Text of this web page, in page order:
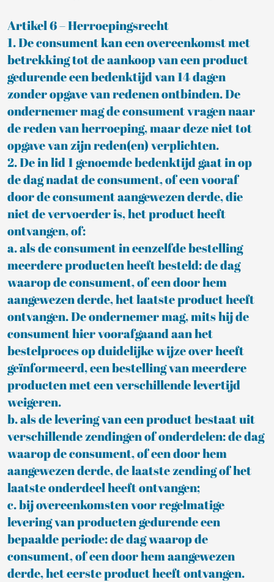
Artikel 6 – Herroepingsrecht
1. De consument kan een overeenkomst met
betrekking tot de aankoop van een product
gedurende een bedenktijd van 14 dagen
zonder opgave van redenen ontbinden. De
ondernemer mag de consument vragen naar
de reden van herroeping, maar deze niet tot
opgave van zijn reden(en) verplichten.
2. De in lid 1 genoemde bedenktijd gaat in op
de dag nadat de consument, of een vooraf
door de consument aangewezen derde, die
niet de vervoerder is, het product heeft
ontvangen, of:
a. als de consument in eenzelfde bestelling
meerdere producten heeft besteld: de dag
waarop de consument, of een door hem
aangewezen derde, het laatste product heeft
ontvangen. De ondernemer mag, mits hij de
consument hier voorafgaand aan het
bestelproces op duidelijke wijze over heeft
geïnformeerd, een bestelling van meerdere
producten met een verschillende levertijd
weigeren.
b. als de levering van een product bestaat uit
verschillende zendingen of onderdelen: de dag
waarop de consument, of een door hem
aangewezen derde, de laatste zending of het
laatste onderdeel heeft ontvangen;
c. bij overeenkomsten voor regelmatige
levering van producten gedurende een
bepaalde periode: de dag waarop de
consument, of een door hem aangewezen
derde, het eerste product heeft ontvangen.